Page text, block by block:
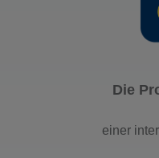
Die
einer